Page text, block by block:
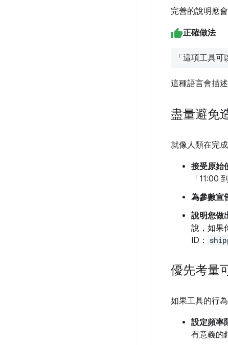
完善的說明應會
正確做法
「這項工具
這種語言會描
盡量避免
就像人類在完
接受原始
「11:00
為參數宣
說明您做
說，如果
ID：
優先考量
如果工具的行
設定頻率
有意義的